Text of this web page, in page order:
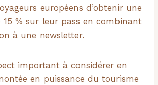
européens d’obtenir une
15 % sur leur pass en combinant
à une newsletter.
important à considérer en
en puissance du tourisme